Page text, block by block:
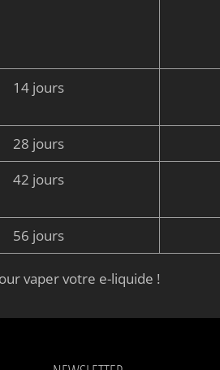
14 jours
28 jours
42 jours
56 jours
vaper votre e-liquide !